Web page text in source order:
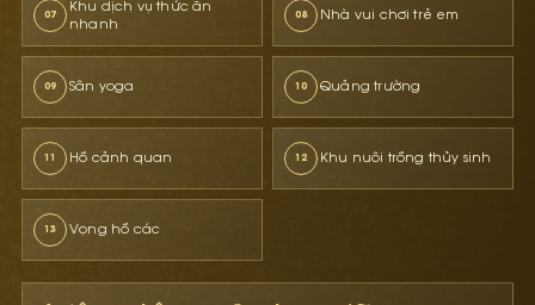
Khu dịch vụ thức ăn
nhanh
Nhà vui chơi trẻ em
Sân yoga Quảng trường
Hồ cảnh quan Khu nuôi trồng thủy sinh
Vọng hồ các